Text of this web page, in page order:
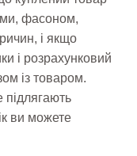
фасоном,
і якщо
і розрахунковий
із товаром.
підлягають
ви можете